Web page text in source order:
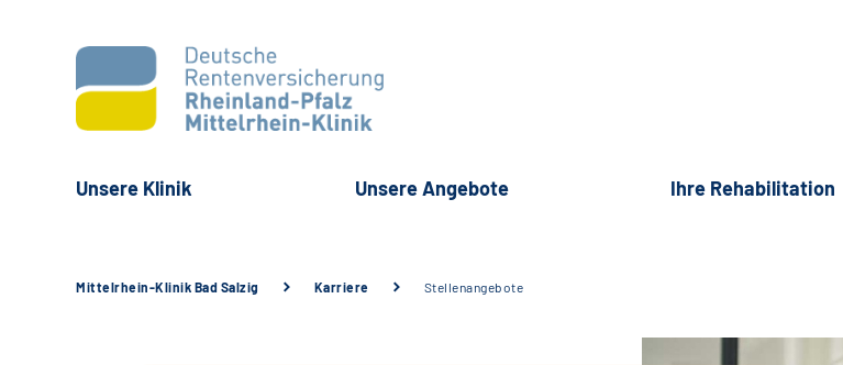
Unsere Klinik Unsere Angebote Ihre Rehabilitation
Mittelrhein-Klinik Bad Salzig Karriere Stellenangebote